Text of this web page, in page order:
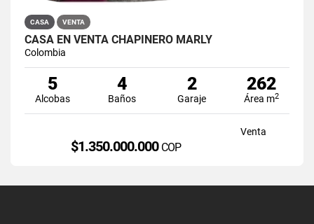
CASA VENTA
CASA EN VENTA CHAPINERO MARLY
Colombia
5
Alcobas
4
Baños
2
Garaje
262
Área m2
Venta
$1.350.000.000 COP